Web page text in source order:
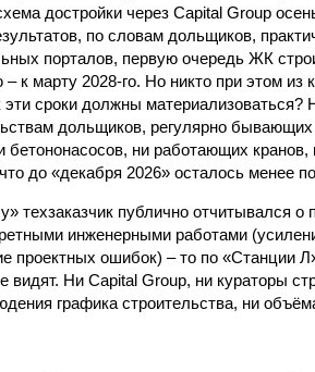
достройки через Capital Group
по словам дольщиков,
порталов, первую очередь ЖК
к марту 2028-го. Но никто при этом из
эти сроки должны материализоваться?
дольщиков, регулярно бывающих
бетононасосов, ни работающих
до «декабря 2026» осталось менее
техзаказчик публично отчитывался о
инженерными работами
проектных ошибок) – то по «Станции
видят. Ни Capital Group, ни кураторы
графика строительства, ни